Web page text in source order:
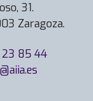
31.
Zaragoza.
85 44